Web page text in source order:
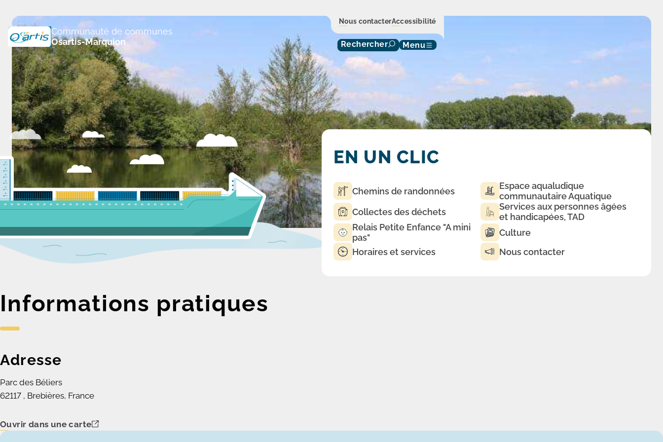
Communauté de communes
Osartis-Marquion
Nous contacterAccessibilité
Rechercher Menu
EN UN CLIC
Chemins de randonnées
Espace aqualudique
communautaire Aquatique
Collectes des déchets
Services aux personnes âgées
et handicapées, TAD
Relais Petite Enfance "A mini
pas"
Culture
Horaires et services
Nous contacter
Informations pratiques
Adresse
Parc des Béliers
62117 , Brebières, France
Ouvrir dans une carte